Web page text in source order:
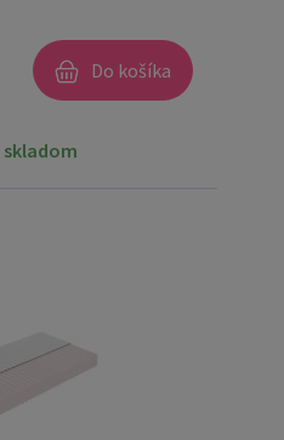
Do košíka
skladom